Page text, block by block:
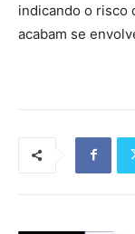
indicando o risco
acabam se